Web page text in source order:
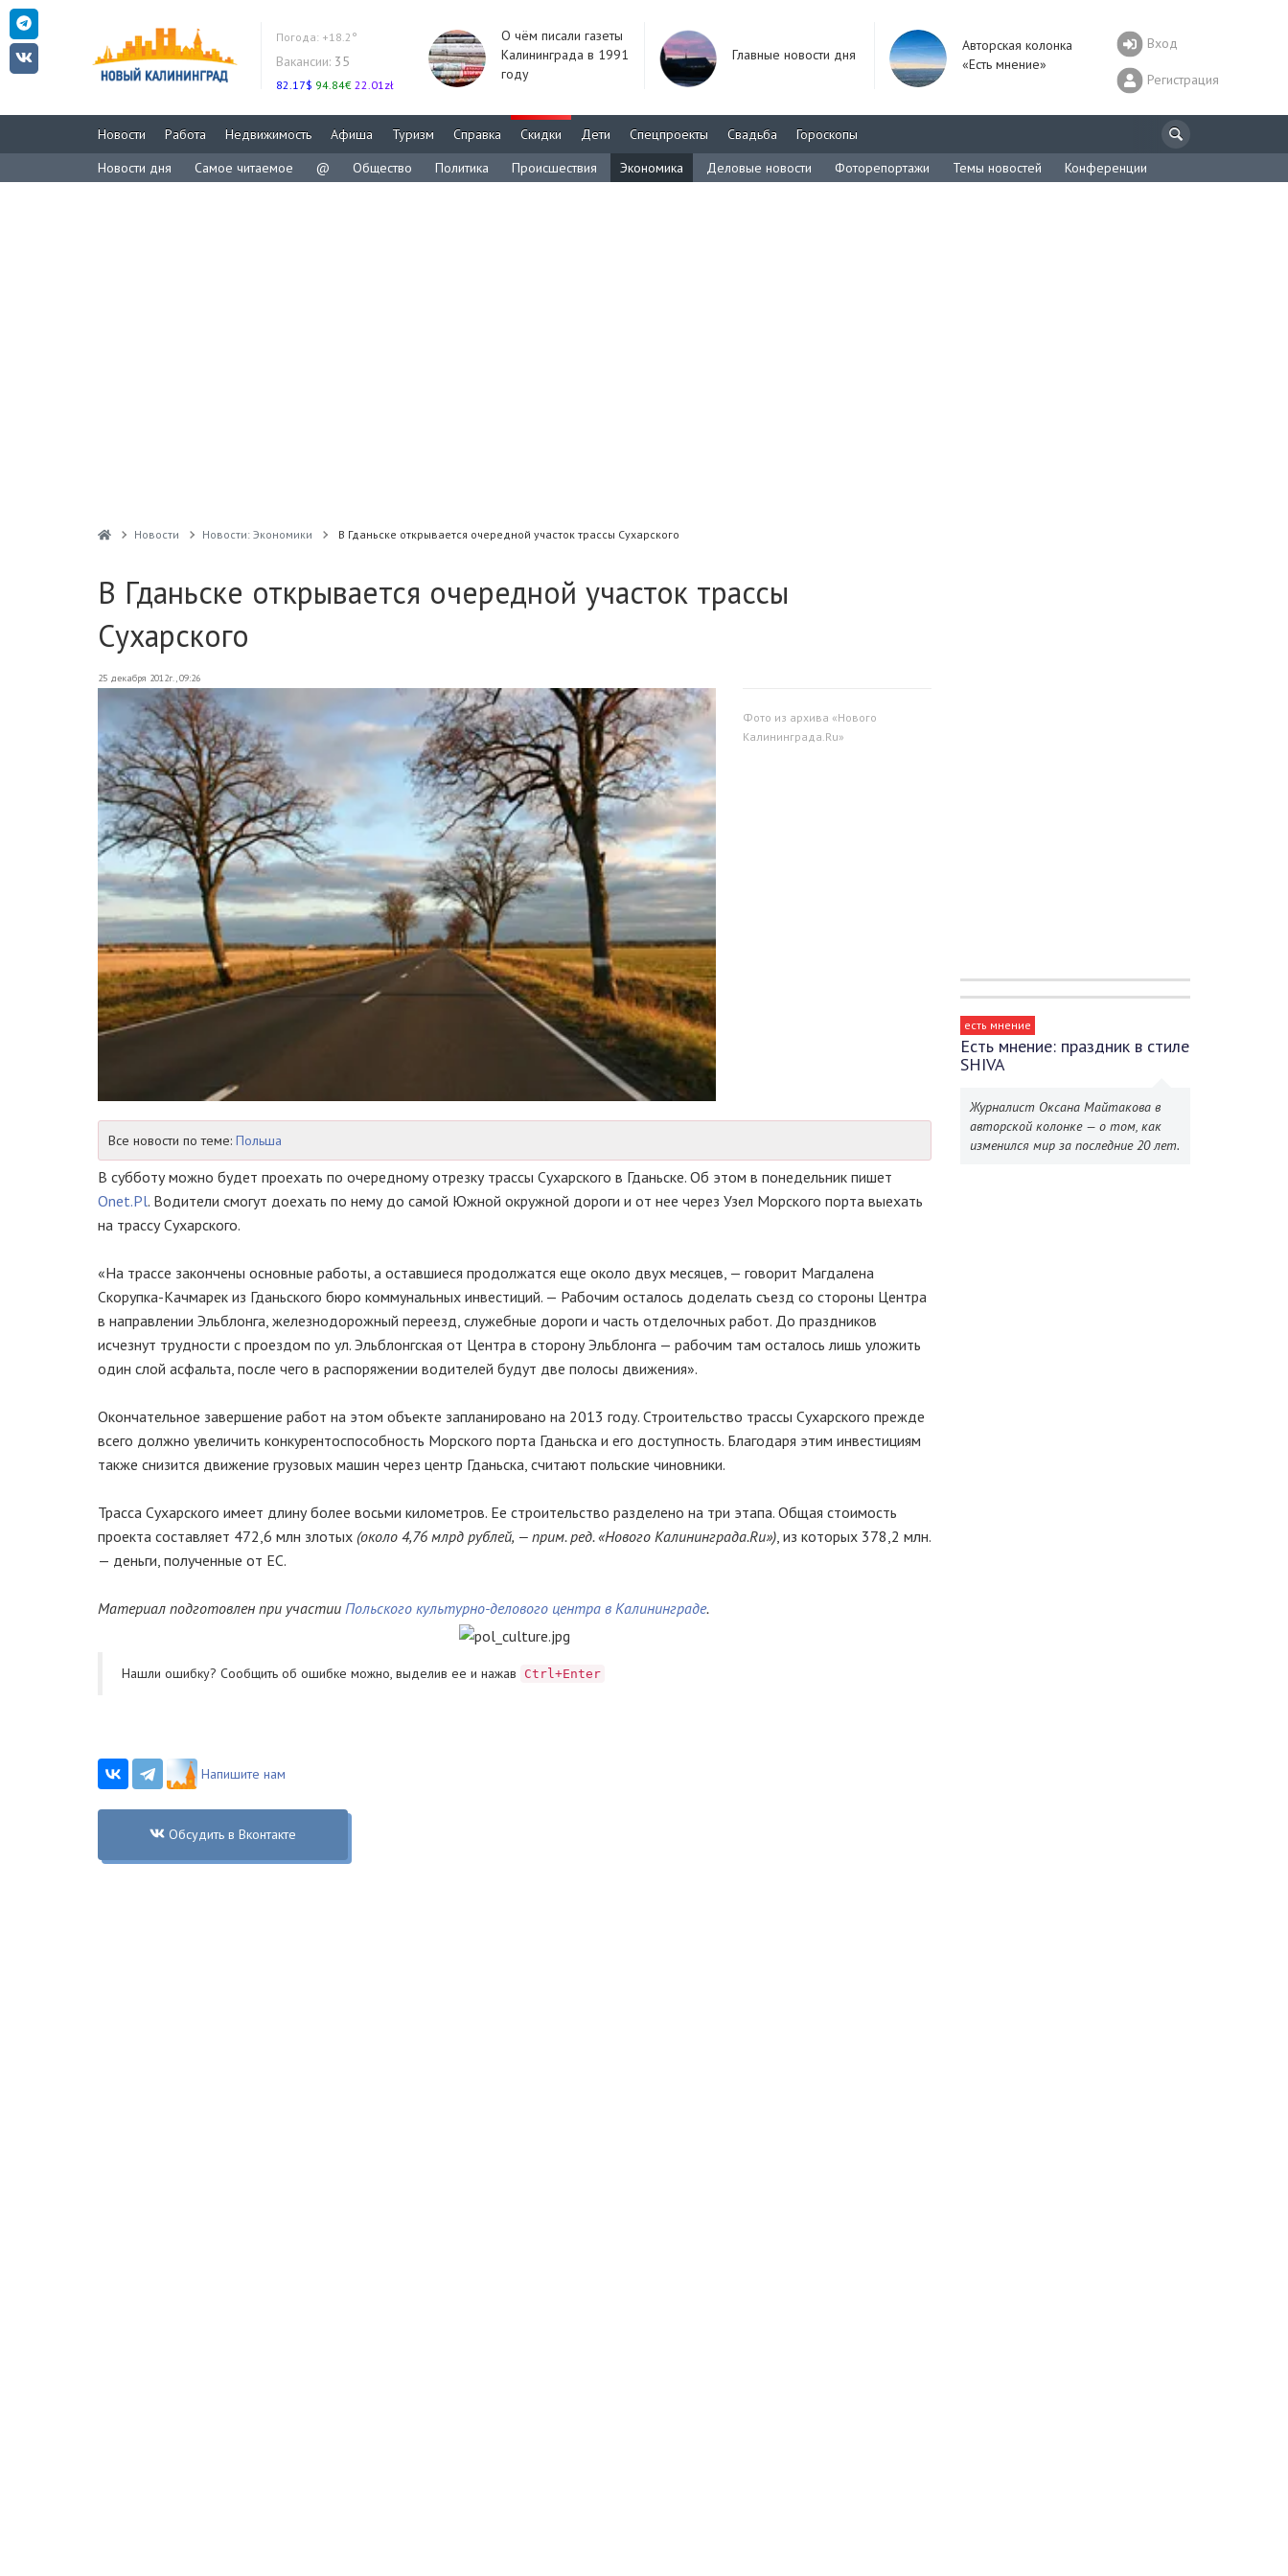
Погода: +18.2°
Вакансии: 35
82.17$ 94.84€ 22.01zł
О чём писали газеты
Калининграда в 1991
году
Главные новости дня
Авторская колонка
«Есть мнение»
Вход
Регистрация
Новости Работа Недвижимость Афиша Туризм Справка Скидки Дети Спецпроекты Свадьба
Гороскопы
Новости дня
Самое читаемое @ Общество Политика Происшествия Экономика Деловые новости Фоторепортажи Темы новостей Конференции
Новости Новости: Экономики В Гданьске открывается очередной участок трассы Сухарского
В Гданьске открывается очередной участок трассы
Сухарского
25 декабря 2012г., 09:26
Фото из архива «Нового
Калининграда.Ru»
Все новости по теме: Польша
В субботу можно будет проехать по очередному отрезку трассы Сухарского в Гданьске. Об этом в понедельник пишет
Оnet.Pl. Водители смогут доехать по нему до самой Южной окружной дороги и от нее через Узел Морского порта выехать
на трассу Сухарского.
«На трассе закончены основные работы, а оставшиеся продолжатся еще около двух месяцев, — говорит Магдалена
Скорупка-Качмарек из Гданьского бюро коммунальных инвестиций. — Рабочим осталось доделать съезд со стороны Центра
в направлении Эльблонга, железнодорожный переезд, служебные дороги и часть отделочных работ. До праздников
исчезнут трудности с проездом по ул. Эльблонгская от Центра в сторону Эльблонга — рабочим там осталось лишь уложить
один слой асфальта, после чего в распоряжении водителей будут две полосы движения».
Окончательное завершение работ на этом объекте запланировано на 2013 году. Строительство трассы Сухарского прежде
всего должно увеличить конкурентоспособность Морского порта Гданьска и его доступность. Благодаря этим инвестициям
также снизится движение грузовых машин через центр Гданьска, считают польские чиновники.
Трасса Сухарского имеет длину более восьми километров. Ее строительство разделено на три этапа. Общая стоимость
проекта составляет 472,6 млн злотых (около 4,76 млрд рублей, — прим. ред. «Нового Калининграда.Ru») , из которых 378,2 млн.
— деньги, полученные от ЕС.
Материал подготовлен при участии Польского культурно-делового центра в Калининграде.
Нашли ошибку? Cообщить об ошибке можно, выделив ее и нажав Ctrl+Enter
Напишите нам
Обсудить в Вконтакте
есть мнение
Есть мнение: праздник в стиле
SHIVA
Журналист Оксана Майтакова в
авторской колонке — о том, как
изменился мир за последние 20 лет.